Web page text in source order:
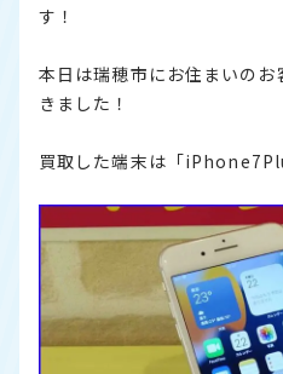
す！
本日は瑞穂市にお住まいの
きました！
買取した端末は「